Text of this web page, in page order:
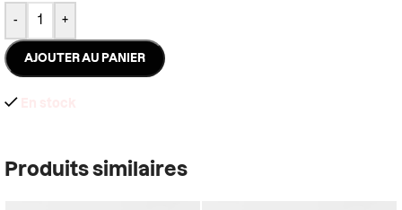
- +
AJOUTER AU PANIER
Produits similaires